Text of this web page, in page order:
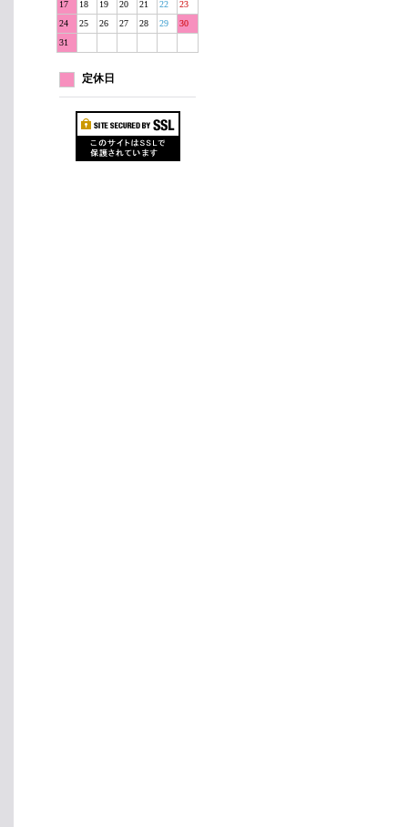
17 18 19 20 21 22
23
24
25 26 27 28 29
30
31
定休日